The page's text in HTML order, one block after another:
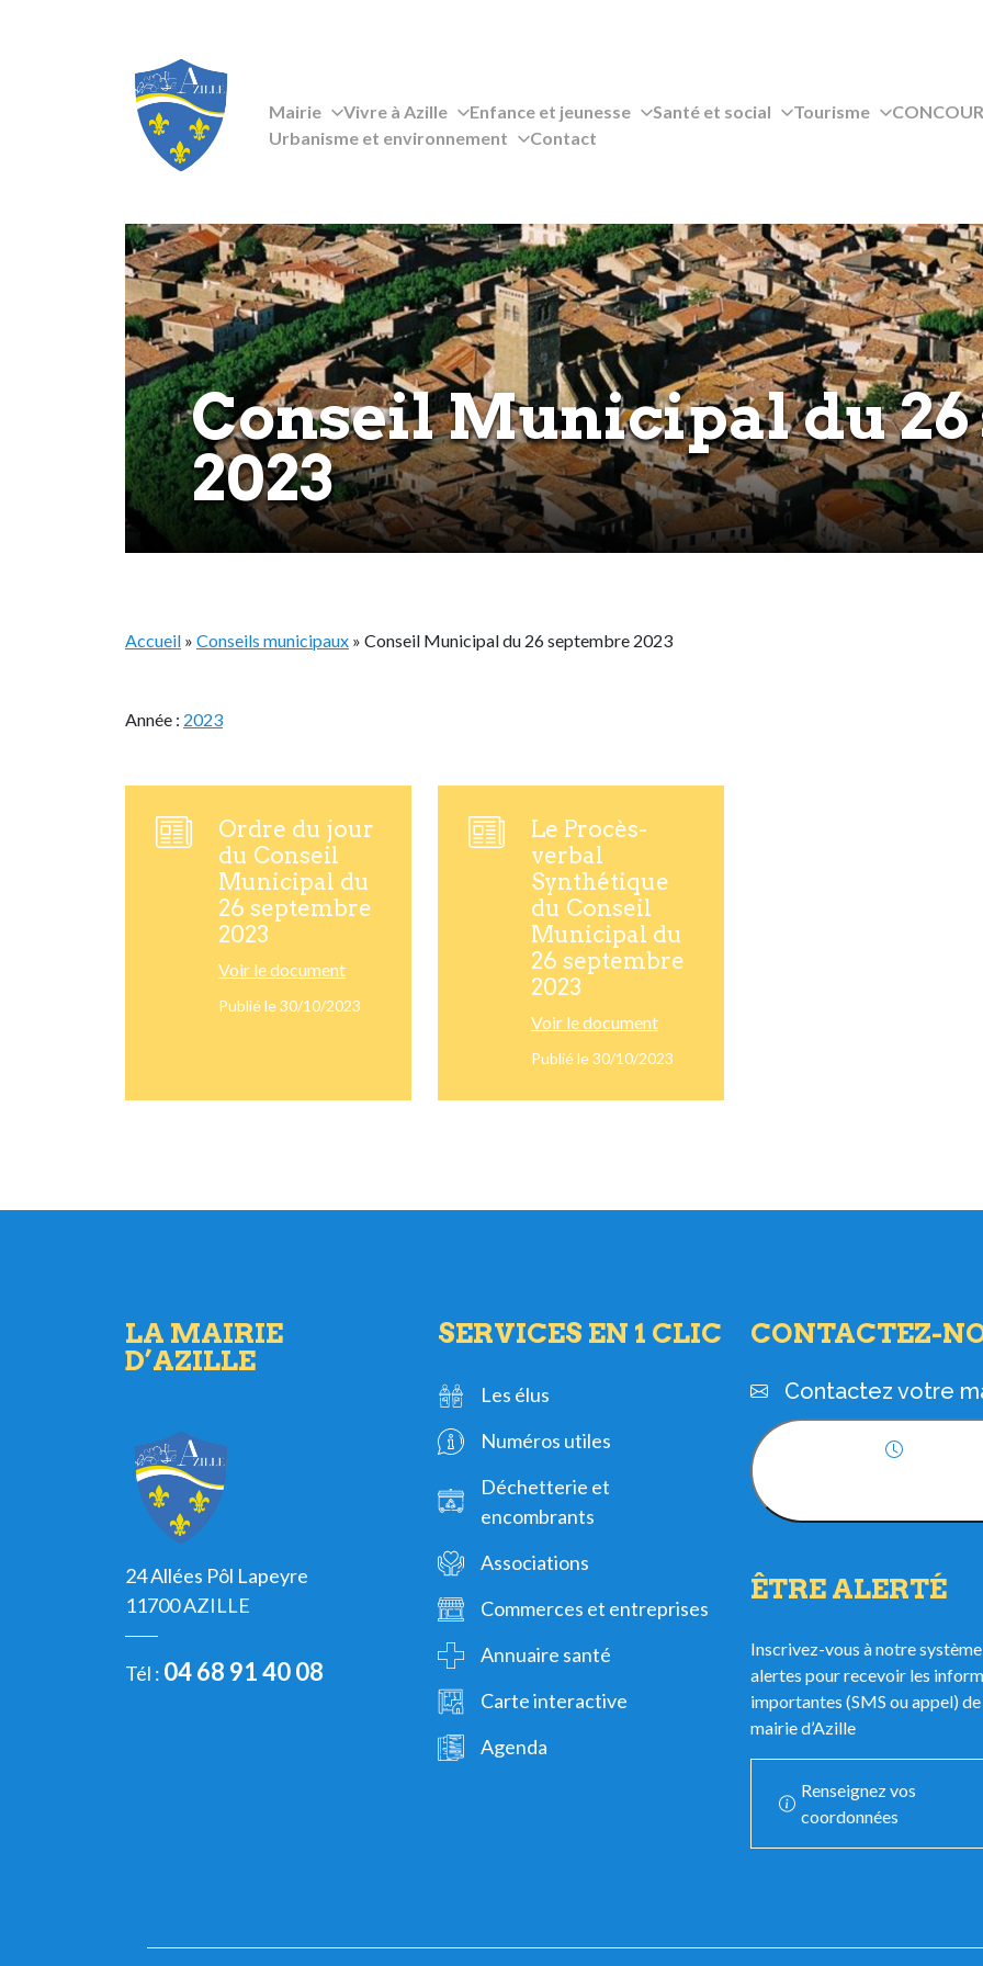
Mairie Vivre à Azille Enfance et jeunesse Santé et social Tourisme
Urbanisme et environnement
Contact
Conseil Municipal du
2023
Accueil » Conseils municipaux » Conseil Municipal du 26 septembre 2023
Année : 2023
Ordre du jour
du Conseil
Municipal du
26 septembre
2023
Voir le document
Publié le 30/10/2023
Le Procès-
verbal
Synthétique
du Conseil
Municipal du
26 septembre
2023
Voir le document
Publié le 30/10/2023
LA MAIRIE
D’AZILLE
24 Allées Pôl Lapeyre
11700 AZILLE
Tél : 04 68 91 40 08
SERVICES EN 1 CLIC
Les élus
Numéros utiles
Déchetterie et
encombrants
Associations
Commerces et entreprises
Annuaire santé
Carte interactive
Agenda
CONTACTEZ-
Contactez votre
ÊTRE ALERTÉ
Inscrivez-vous à notre
alertes pour recevoir les
importantes (SMS ou appel) de
mairie d’Azille
Renseignez vos
coordonnées